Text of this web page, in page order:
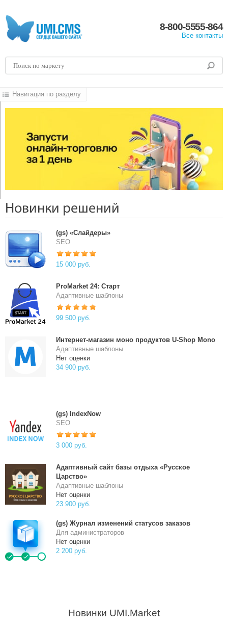
8-800-5555-864
Все контакты
Навигация по разделу
Новинки решений
(gs) «Слайдеры»
SEO
15 000 руб.
ProMarket 24: Старт
Адаптивные шаблоны
99 500 руб.
Интернет-магазин моно продуктов U-Shop Mono
Адаптивные шаблоны
Нет оценки
34 900 руб.
(gs) IndexNow
SEO
3 000 руб.
Адаптивный сайт базы отдыха «Русское
Царство»
Адаптивные шаблоны
Нет оценки
23 900 руб.
(gs) Журнал изменений статусов заказов
Для администраторов
Нет оценки
2 200 руб.
Новинки UMI.Market